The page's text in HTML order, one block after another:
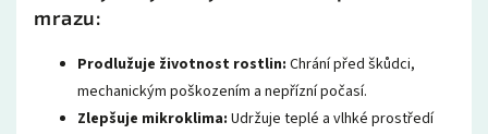
mrazu:
Prodlužuje životnost rostlin: Chrání před škůdci,
mechanickým poškozením a nepřízní počasí.
Zlepšuje mikroklima: Udržuje teplé a vlhké prostředí